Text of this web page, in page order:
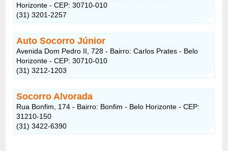
Horizonte - CEP: 30710-010
(31) 3201-2257
Auto Socorro Júnior
Avenida Dom Pedro II, 728 - Bairro: Carlos Prates - Belo
Horizonte - CEP: 30710-010
(31) 3212-1203
Socorro Alvorada
Rua Bonfim, 174 - Bairro: Bonfim - Belo Horizonte - CEP:
31210-150
(31) 3422-6390